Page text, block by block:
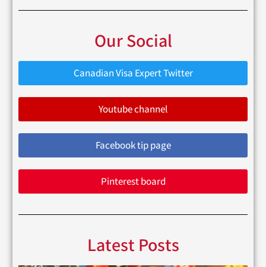
Our Social
Canadian Visa Expert Twitter
Youtube channel
Facebook tip page
Pinterest board
Latest Posts